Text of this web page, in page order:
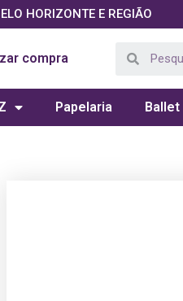
HORIZONTE E REGIÃO
compra
Papelaria Ballet